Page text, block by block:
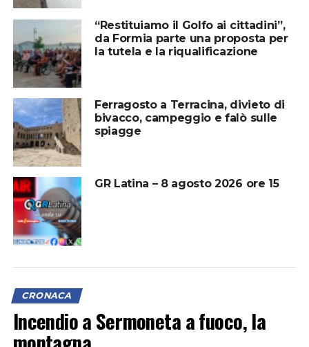
“Restituiamo il Golfo ai cittadini”,
da Formia parte una proposta per
la tutela e la riqualificazione
Ferragosto a Terracina, divieto di
bivacco, campeggio e falò sulle
spiagge
GR Latina – 8 agosto 2026 ore 15
CRONACA
Incendio a Sermoneta a fuoco, la